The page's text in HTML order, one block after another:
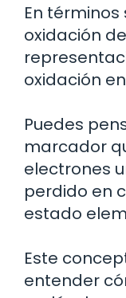
En
oxidación
oxidación
Puedes
marcador
electrones
perdido en
estado
Este
entender